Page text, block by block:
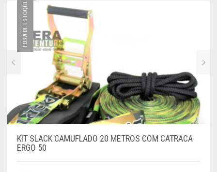
FORA DE ESTOQUE
KIT SLACK CAMUFLADO 20 METROS COM CATRACA
ERGO 50